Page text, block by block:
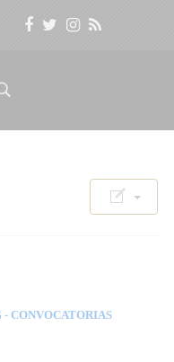
- CONVOCATORIAS